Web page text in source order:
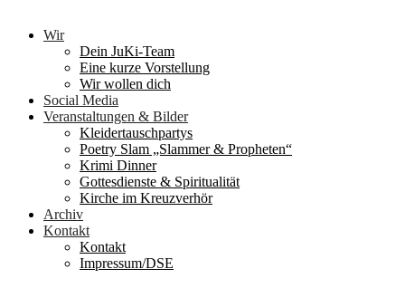
Wir
Dein JuKi-Team
Eine kurze Vorstellung
Wir wollen dich
Social Media
Veranstaltungen & Bilder
Kleidertauschpartys
Poetry Slam „Slammer & Propheten“
Krimi Dinner
Gottesdienste & Spiritualität
Kirche im Kreuzverhör
Archiv
Kontakt
Kontakt
Impressum/DSE